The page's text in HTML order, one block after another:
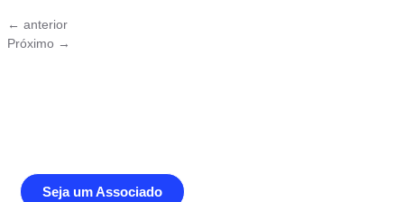
← anterior
Próximo →
Seja um Associado